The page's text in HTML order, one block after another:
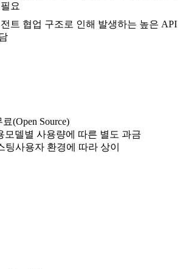
요
트 협업 구조로 인해 발생하는 높은 API
료(Open Source)
모델별 사용량에 따른 별도 과금
팅사용자 환경에 따라 상이